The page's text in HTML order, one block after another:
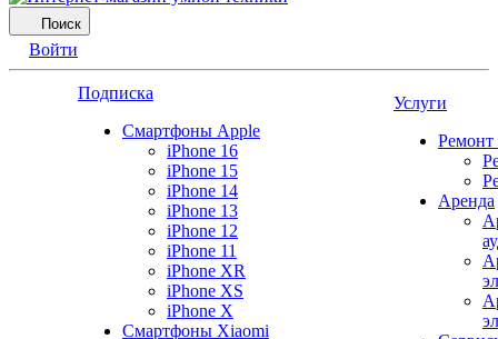
Поиск
Войти
Подписка
Смартфоны Apple
iPhone 16
iPhone 15
iPhone 14
iPhone 13
iPhone 12
iPhone 11
iPhone XR
iPhone XS
iPhone X
Смартфоны Xiaomi
Услуги
Ремонт
Аренда